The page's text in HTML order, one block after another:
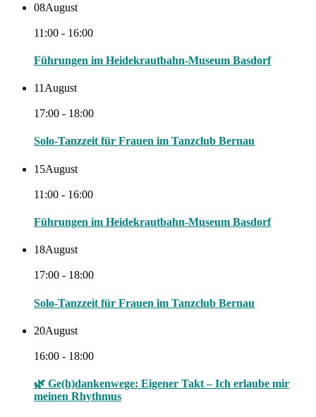
08August
11:00 - 16:00
Führungen im Heidekrautbahn-Museum Basdorf
11 August
17:00 - 18:00
Solo-Tanzzeit für Frauen im Tanzclub Bernau
15August
11:00 - 16:00
Führungen im Heidekrautbahn-Museum Basdorf
18August
17:00 - 18:00
Solo-Tanzzeit für Frauen im Tanzclub Bernau
20August
16:00 - 18:00
🌿 Ge(h)dankenwege: Eigener Takt – Ich erlaube mir
meinen Rhythmus